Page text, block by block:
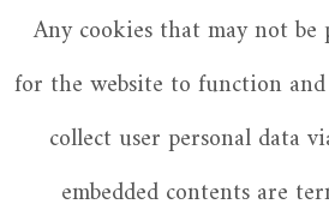
Any cookies that may not be
for the website to function
collect user personal data
embedded contents are